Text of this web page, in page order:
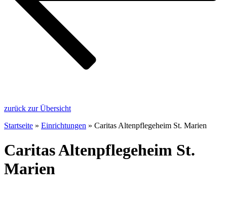
zurück zur Übersicht
Startseite » Einrichtungen » Caritas Altenpflegeheim St. Marien
Caritas Altenpflegeheim St.
Marien